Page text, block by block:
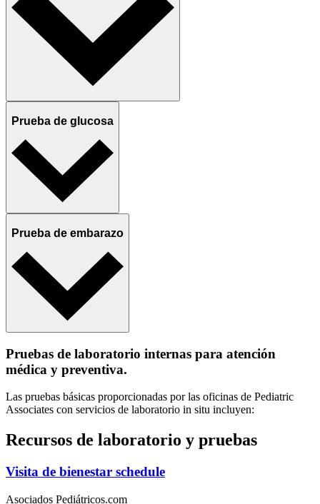
Prueba de glucosa
Prueba de embarazo
Pruebas de laboratorio internas para atención
médica y preventiva.
Las pruebas básicas proporcionadas por las oficinas de Pediatric
Associates con servicios de laboratorio in situ incluyen:
Recursos de laboratorio y pruebas
Visita de bienestar schedule
Asociados Pediátricos.com